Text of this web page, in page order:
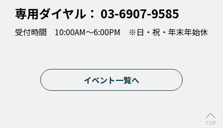
専用ダイヤル： 03-6907-9585
受付時間 10:00AM～6:00PM ※日・祝・年末年始休
イベント一覧へ
TOP